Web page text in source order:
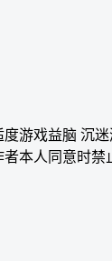
游戏益脑 沉
本人同意时禁